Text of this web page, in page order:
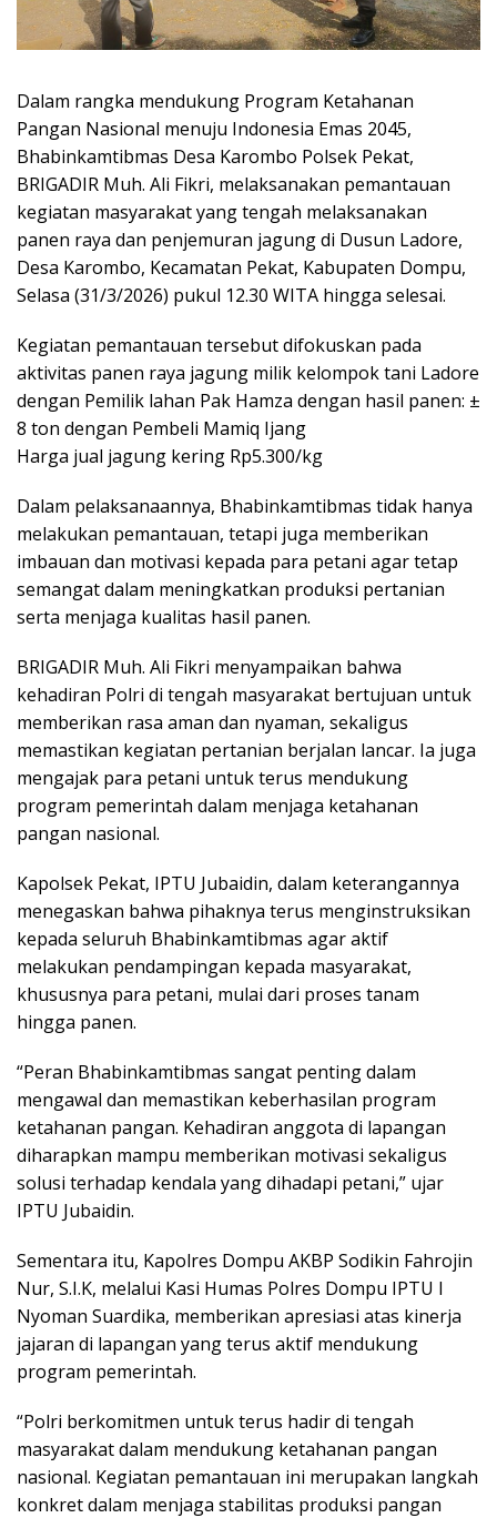
Dalam rangka mendukung Program Ketahanan
Pangan Nasional menuju Indonesia Emas 2045,
Bhabinkamtibmas Desa Karombo Polsek Pekat,
BRIGADIR Muh. Ali Fikri, melaksanakan pemantauan
kegiatan masyarakat yang tengah melaksanakan
panen raya dan penjemuran jagung di Dusun Ladore,
Desa Karombo, Kecamatan Pekat, Kabupaten Dompu,
Selasa (31/3/2026) pukul 12.30 WITA hingga selesai.
Kegiatan pemantauan tersebut difokuskan pada
aktivitas panen raya jagung milik kelompok tani Ladore
dengan Pemilik lahan Pak Hamza dengan hasil panen: ±
8 ton dengan Pembeli Mamiq Ijang
Harga jual jagung kering Rp5.300/kg
Dalam pelaksanaannya, Bhabinkamtibmas tidak hanya
melakukan pemantauan, tetapi juga memberikan
imbauan dan motivasi kepada para petani agar tetap
semangat dalam meningkatkan produksi pertanian
serta menjaga kualitas hasil panen.
BRIGADIR Muh. Ali Fikri menyampaikan bahwa
kehadiran Polri di tengah masyarakat bertujuan untuk
memberikan rasa aman dan nyaman, sekaligus
memastikan kegiatan pertanian berjalan lancar. Ia juga
mengajak para petani untuk terus mendukung
program pemerintah dalam menjaga ketahanan
pangan nasional.
Kapolsek Pekat, IPTU Jubaidin, dalam keterangannya
menegaskan bahwa pihaknya terus menginstruksikan
kepada seluruh Bhabinkamtibmas agar aktif
melakukan pendampingan kepada masyarakat,
khususnya para petani, mulai dari proses tanam
hingga panen.
“Peran Bhabinkamtibmas sangat penting dalam
mengawal dan memastikan keberhasilan program
ketahanan pangan. Kehadiran anggota di lapangan
diharapkan mampu memberikan motivasi sekaligus
solusi terhadap kendala yang dihadapi petani,” ujar
IPTU Jubaidin.
Sementara itu, Kapolres Dompu AKBP Sodikin Fahrojin
Nur, S.I.K, melalui Kasi Humas Polres Dompu IPTU I
Nyoman Suardika, memberikan apresiasi atas kinerja
jajaran di lapangan yang terus aktif mendukung
program pemerintah.
“Polri berkomitmen untuk terus hadir di tengah
masyarakat dalam mendukung ketahanan pangan
nasional. Kegiatan pemantauan ini merupakan langkah
konkret dalam menjaga stabilitas produksi pangan